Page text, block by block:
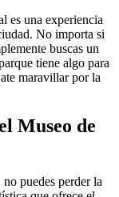
es una experiencia
No importa si
buscas un
tiene algo para
maravillar por la
Museo de
puedes perder la